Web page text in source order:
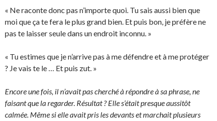
« Ne raconte donc pas n’importe quoi. Tu sais aussi bien que
moi que ça te fera le plus grand bien. Et puis bon, je préfère ne
pas te laisser seule dans un endroit inconnu. »
« Tu estimes que je n’arrive pas à me défendre et à me protéger
? Je vais te le … Et puis zut. »
Encore une fois, il n’avait pas cherché à répondre à sa phrase, ne
faisant que la regarder. Résultat ? Elle s’était presque aussitôt
calmée. Même si elle avait pris les devants et marchait plusieurs